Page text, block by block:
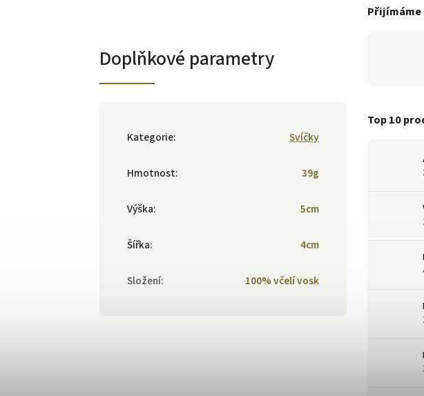
Top 10
Doplňkové parametry
Kategorie: Svíčky
Hmotnost: 39g
Výška: 5cm
Šířka: 4cm
Složení: 100% včelí vosk